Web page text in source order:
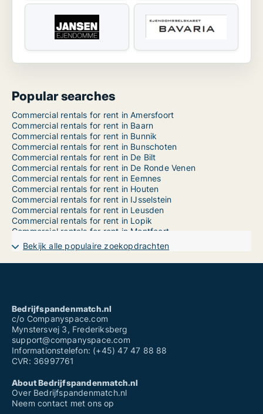
Popular searches
Commercial rentals for rent in Amersfoort
Commercial rentals for rent in Baarn
Commercial rentals for rent in Bunnik
Commercial rentals for rent in Bunschoten
Commercial rentals for rent in De Bilt
Commercial rentals for rent in De Ronde Venen
Commercial rentals for rent in Eemnes
Commercial rentals for rent in Houten
Commercial rentals for rent in IJsselstein
Commercial rentals for rent in Leusden
Commercial rentals for rent in Lopik
Commercial rentals for rent in Montfoort
Commercial rentals for rent in Nieuwegein
Commercial rentals for rent in Oudewater
Commercial rentals for rent in Renswoude
Commercial rentals for rent in Utrecht Binnenstad
Commercial rentals for rent in Utrecht Leidsche Rijn
Commercial rentals for rent in Utrecht Noord-Oost
Commercial rentals for rent in Utrecht Noord-West
Commercial rentals for rent in Utrecht Oost
Commercial rentals for rent in Utrecht Overvecht
Commercial rentals for rent in Utrecht West
Commercial rentals for rent in Utrecht Zuid
Commercial rentals for rent in Utrecht Zuid-West
Commercial rentals for rent in Utrechtse Heuvelrug
Bekijk alle populaire zoekopdrachten
Bedrijfspandenmatch.nl
c/o Companyspace.com
Mynstersvej 3, Frederiksberg
support@companyspace.com
Informationstelefon: (+45) 47 47 88 88
CVR: 36997761
About Bedrijfspandenmatch.nl
Over Bedrijfspandenmatch.nl
Neem contact met ons op